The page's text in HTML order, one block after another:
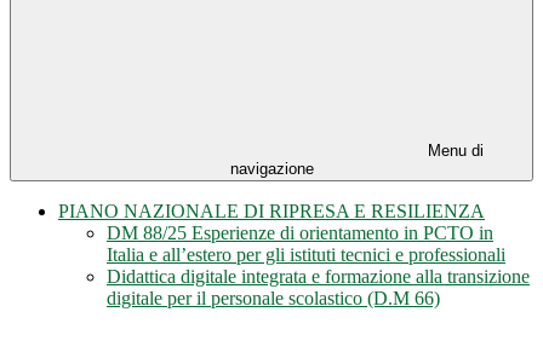
Menu di
navigazione
PIANO NAZIONALE DI RIPRESA E RESILIENZA
DM 88/25 Esperienze di orientamento in PCTO in
Italia e all’estero per gli istituti tecnici e professionali
Didattica digitale integrata e formazione alla transizione
digitale per il personale scolastico (D.M 66)